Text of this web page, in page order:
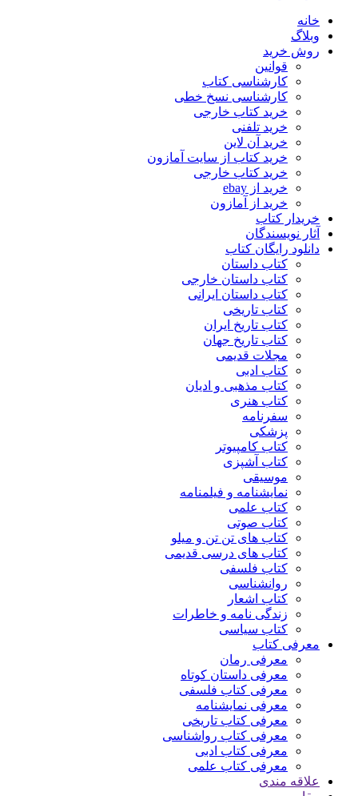
خانه
وبلاگ
روش خرید
قوانین
کارشناسی کتاب
کارشناسی نسخ خطی
خرید کتاب خارجی
خرید تلفنی
خرید آن لاین
خرید کتاب از سایت آمازون
خرید کتاب خارجی
خرید از ebay
خرید از آمازون
خریدار کتاب
آثار نویسندگان
دانلود رایگان کتاب
کتاب داستان
کتاب داستان خارجی
کتاب داستان ایرانی
کتاب تاریخی
کتاب تاریخ ایران
کتاب تاریخ جهان
مجلات قدیمی
کتاب ادبی
کتاب مذهبی و ادیان
کتاب هنری
سفرنامه
پزشکی
کتاب کامپیوتر
کتاب آشپزی
موسیقی
نمایشنامه و فیلمنامه
کتاب علمی
کتاب صوتی
کتاب های تن تن و میلو
کتاب های درسی قدیمی
کتاب فلسفی
روانشناسی
کتاب اشعار
زندگی نامه و خاطرات
کتاب سیاسی
معرفی کتاب
معرفی رمان
معرفی داستان کوتاه
معرفی کتاب فلسفی
معرفی نمایشنامه
معرفی کتاب تاریخی
معرفی کتاب رواشناسی
معرفی کتاب ادبی
معرفی کتاب علمی
علاقه مندی